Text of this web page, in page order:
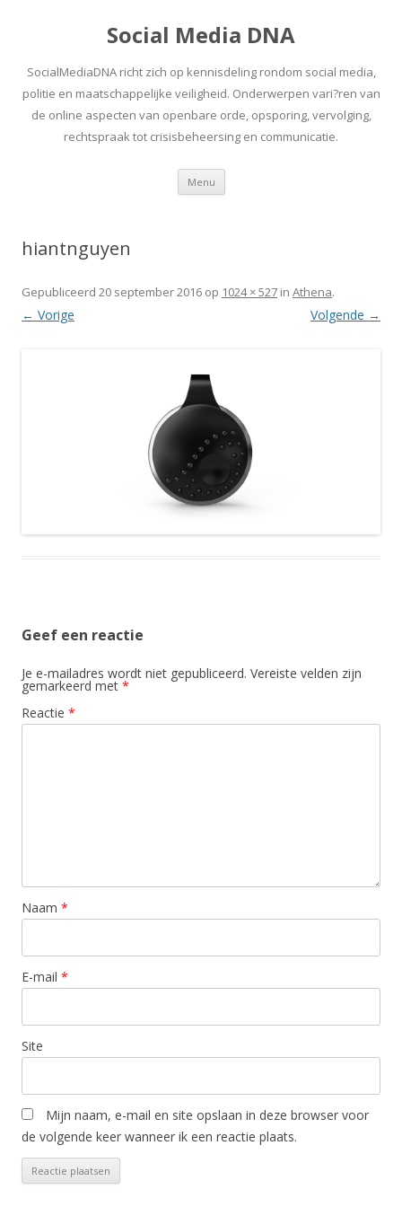
Social Media DNA
SocialMediaDNA richt zich op kennisdeling rondom social media,
politie en maatschappelijke veiligheid. Onderwerpen vari?ren van
de online aspecten van openbare orde, opsporing, vervolging,
rechtspraak tot crisisbeheersing en communicatie.
Menu Spring
inhoud
hiantnguyen
Gepubliceerd 20 september 2016 op 1024 × 527 in Athena.
← Vorige Volgende →
Geef een reactie
Je e-mailadres wordt niet gepubliceerd. Vereiste velden zijn
gemarkeerd met *
Reactie *
Naam *
E-mail *
Site
Mijn naam, e-mail en site opslaan in deze browser voor
de volgende keer wanneer ik een reactie plaats.